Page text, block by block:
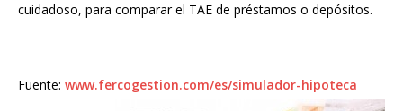
cuidadoso, para comparar el TAE de préstamos o depósitos.
Fuente: www.fercogestion.com/es/simulador-hipoteca